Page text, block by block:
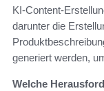
KI-Content-
darunter die
generiert werden,
Welche